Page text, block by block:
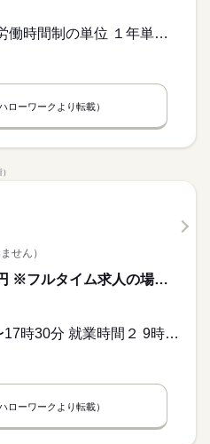
変形労働時間制 変形労働時間制の単位 １年単位 就業時間１ 9時00分〜18時00分 就業時間に関する特記事項 月所定労働１７０．５時間
ハローワークより転載）
せん）
200,000円〜200,000円 ※フルタイム求人の場合は月額（換算額）、パート求人の場合は時間額を表示しています。
就業時間１ 9時00分〜17時30分 就業時間２ 9時00分〜15時30分 就業時間に関する特記事項 （２）は週６日目の就業時間ですが、１７時３０分までは勤務して
ハローワークより転載）